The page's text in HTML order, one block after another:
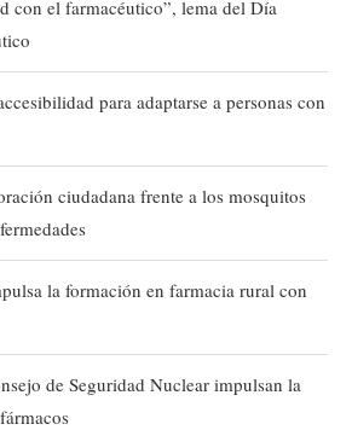
con el farmacéutico”, lema del Día
para adaptarse a personas con
ciudadana frente a los mosquitos
la formación en farmacia rural con
de Seguridad Nuclear impulsan la